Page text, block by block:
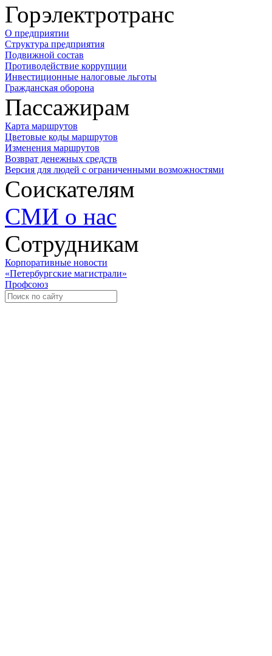
Горэлектротранс
О предприятии
Структура предприятия
Подвижной состав
Противодействие коррупции
Инвестиционные налоговые льготы
Гражданская оборона
Пассажирам
Карта маршрутов
Цветовые коды маршрутов
Изменения маршрутов
Возврат денежных средств
Версия для людей с ограниченными возможностями
Соискателям
СМИ о нас
Сотрудникам
Корпоративные новости
«Петербургские магистрали»
Профсоюз